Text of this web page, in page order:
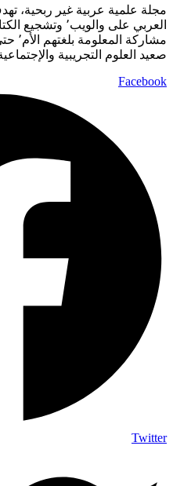
مجلة علمية عربية غير ربحية،
العربي على
صعيد العلوم التجريبية
Facebook
Twitter